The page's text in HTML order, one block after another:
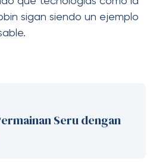
sigan siendo un ejemplo
Seru dengan